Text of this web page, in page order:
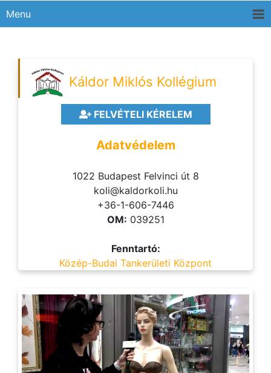
Menu
Káldor Miklós Kollégium
FELVÉTELI KÉRELEM
Adatvédelem
1022 Budapest Felvinci út 8
koli@kaldorkoli.hu
+36-1-606-7446
OM: 039251
Fenntartó:
Közép-Budai Tankerületi Központ